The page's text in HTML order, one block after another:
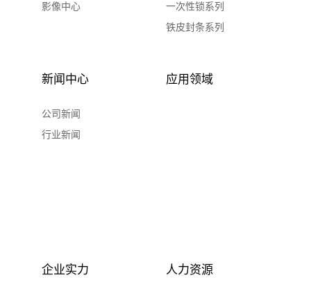
影像中心
一次性锁系列
铁皮封条系列
新闻中心
公司新闻
行业新闻
应用领域
企业实力 人力资源